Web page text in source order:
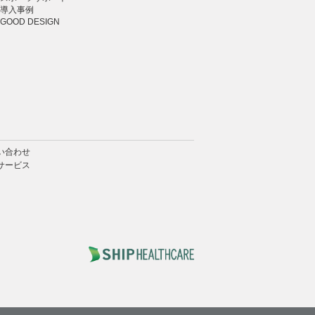
導入事例
GOOD DESIGN
合わせ
ービス